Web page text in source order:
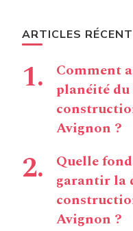
ARTICLES
Comment
planéité
Avignon ?
Quelle
garantir la
Avignon ?